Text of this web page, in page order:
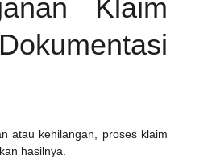
Klaim
atau kehilangan, proses klaim
hasilnya.